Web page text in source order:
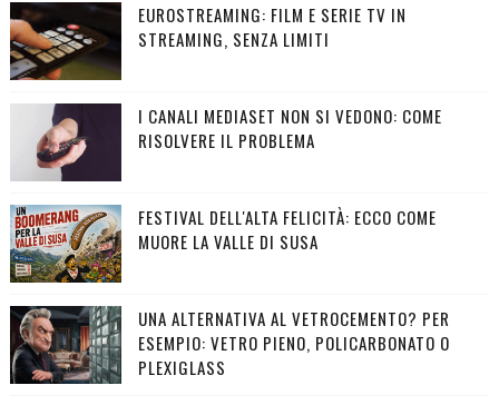
EUROSTREAMING: FILM E SERIE TV IN
STREAMING, SENZA LIMITI
I CANALI MEDIASET NON SI VEDONO: COME
RISOLVERE IL PROBLEMA
FESTIVAL DELL'ALTA FELICITÀ: ECCO COME
MUORE LA VALLE DI SUSA
UNA ALTERNATIVA AL VETROCEMENTO? PER
ESEMPIO: VETRO PIENO, POLICARBONATO O
PLEXIGLASS